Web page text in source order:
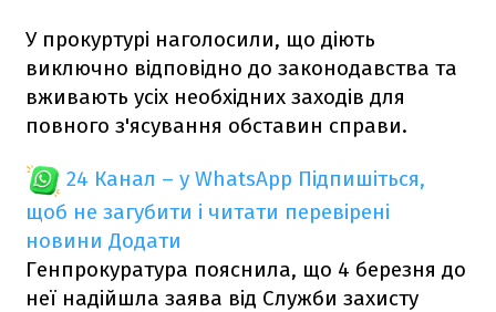
У прокуртурі наголосили, що діють
виключно відповідно до законодавства та
вживають усіх необхідних заходів для
повного з'ясування обставин справи.
24 Канал – у WhatsApp Підпишіться,
щоб не загубити і читати перевірені
новини Додати
Генпрокуратура пояснила, що 4 березня до
неї надійшла заява від Служби захисту